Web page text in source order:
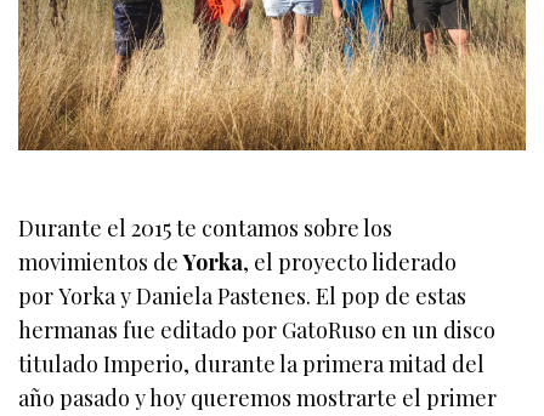
Durante el 2015 te contamos sobre los
movimientos deYorka, el proyecto liderado
por Yorka y Daniela Pastenes. El pop de estas
hermanas fue editado por GatoRuso en un disco
titulado Imperio, durante la primera mitad del
año pasado y hoy queremos mostrarte el primer